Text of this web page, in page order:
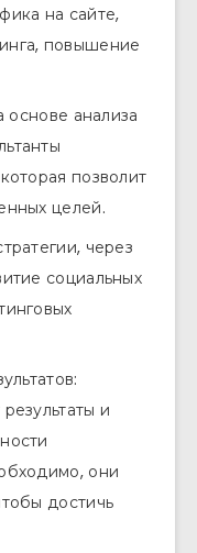
на сайте,
повышение
основе анализа
позволит
целей.
через
социальных
и
они
достичь